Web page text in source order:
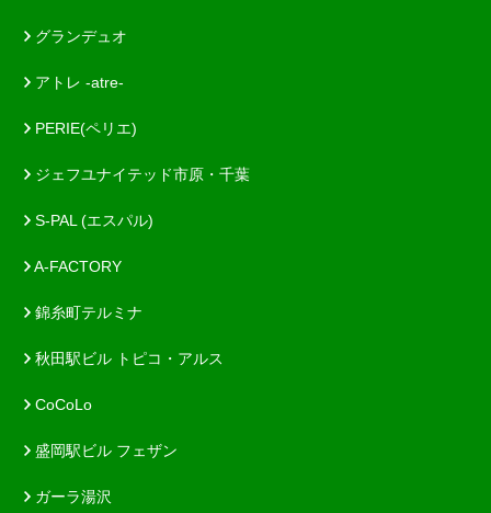
グランデュオ
アトレ -atre-
PERIE(ペリエ)
ジェフユナイテッド市原・千葉
S-PAL (エスパル)
A-FACTORY
錦糸町テルミナ
秋田駅ビル トピコ・アルス
CoCoLo
盛岡駅ビル フェザン
ガーラ湯沢